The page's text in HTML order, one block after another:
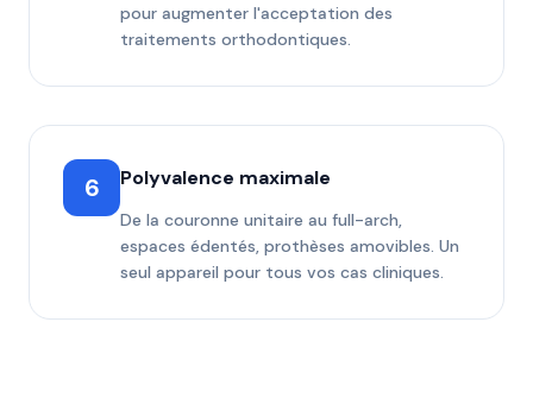
pour augmenter l'acceptation des
traitements orthodontiques.
6 Polyvalence maximale
De la couronne unitaire au full-arch,
espaces édentés, prothèses amovibles. Un
seul appareil pour tous vos cas cliniques.